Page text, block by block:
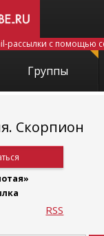
рассылки с помощью
Группы
Скорпион
RSS